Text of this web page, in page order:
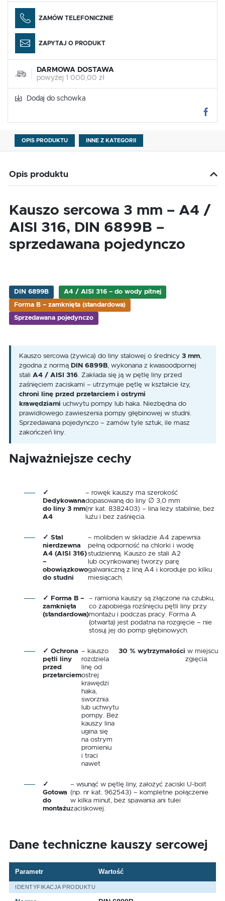
ZAMÓW TELEFONICZNIE
ZAPYTAJ O PRODUKT
DARMOWA DOSTAWA
powyżej 1 000,00 zł
Dodaj do schowka
OPIS PRODUKTU INNE Z KATEGORII
Opis produktu
Kauszo sercowa 3 mm – A4 /
AISI 316, DIN 6899B –
sprzedawana pojedynczo
DIN 6899B
A4 / AISI 316 – do wody pitnej
Forma B – zamknięta (standardowa)
Sprzedawana pojedynczo
Kauszo sercowa (żywica) do liny stalowej o średnicy 3 mm
zgodna z normą DIN 6899B , wykonana z kwasoodpornej
stali A4 / AISI 316 . Zakłada się ją w pętlę liny przed
zaśnięciem zaciskami – utrzymuje pętlę w kształcie łzy,
chroni linę przed przetarciem i ostrymi
krawędziami uchwytu pompy lub haka. Niezbędna do
prawidłowego zawieszenia pompy głębinowej w studni.
Sprzedawana pojedynczo – zamów tyle sztuk, ile masz
zakończeń liny.
Najważniejsze cechy
✓
Dedykowana
do liny 3 mm
A4
– rowęk kauszy ma szerokość
dopasowaną do liny ∅ 3,0 mm
(nr kat. 8382403) – lina leży stabilnie, bez
luźu i bez zaśnięcia.
✓ Stal
nierdzewna
A4 (AISI 316)
–
obowiązkowo
do studni
– molibden w składzie A4 zapewnia
pełną odporność na chlorki i wodę
studzienną. Kauszo ze stali A2
lub ocynkowanej tworzy parę
galwaniczną z liną A4 i koroduje po kilku
miesiącach.
✓ Forma B –
zamknięta
(standardowa)
– ramiona kauszy są złączone na czubku,
co zapobiega rozśnięciu pętli liny przy
montażu i podczas pracy. Forma A
(otwarta) jest podatna na rozgięcie – nie
stosuj jej do pomp głębinowych.
✓ Ochrona
pętli liny
przed
przetarciem
– kauszo
rozdziela
linę od
ostrej
krawędzi
haka,
sworznia
lub uchwytu
pompy. Bez
kauszy lina
ugina się
na ostrym
promieniu
i traci
nawet
30 % wytrzymałości w miejscu
zgięcia.
✓
Gotowa
do
montażu
– wsunąć w pętlę liny, założyć zaciski U-bolt
(np. nr kat. 962543) – kompletne połączenie
w kilka minut, bez spawania ani tulei
zaciskowej.
Dane techniczne kauszy sercowej
Parametr Wartość
IDENTYFIKACJA PRODUKTU